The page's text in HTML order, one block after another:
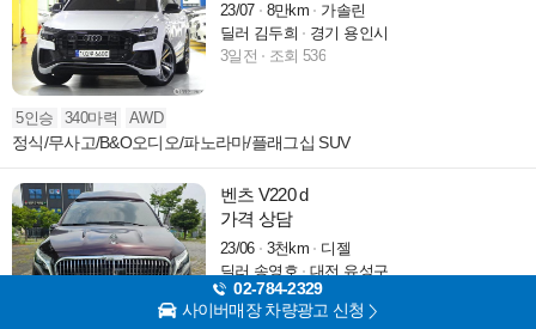
23/07 8만km
가솔린
딜러 김두희
경기 용인시
3일전
조회 536
5인승 340마력 AWD
정식/무사고/B&O오디오/파노라마/플래그십 SUV
벤츠 V220 d
가격 상담
23/06 3천km
디젤
딜러 송영호
대전 유성구
4일전
조회 5,114
02-784-2329
사이버매장 차량광고 신청